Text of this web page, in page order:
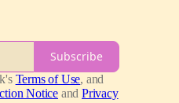
Subscribe
Terms of Use, and
Notice and Privacy